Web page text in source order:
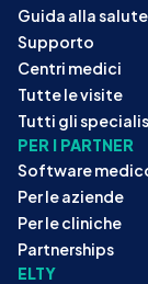
Guida alla salute
Supporto
Centri medici
Tutte le visite
Tutti gli
PER I PARTNER
Software
Per le aziende
Per le cliniche
Partnerships
ELTY